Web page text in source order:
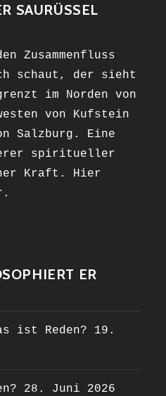
SAURÜSSEL
Zusammenfluss
schaut, der sieht
im Norden von
von Kufstein
Salzburg. Eine
spiritueller
Kraft. Hier
ER
ist Reden?
19.
28. Juni 2026